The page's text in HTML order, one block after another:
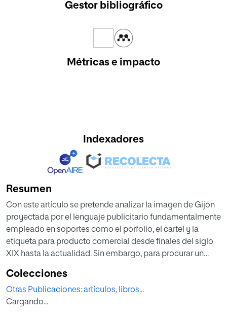
Gestor bibliográfico
Métricas e impacto
Indexadores
Resumen
Con este artículo se pretende analizar la imagen de Gijón
proyectada por el lenguaje publicitario fundamentalmente
empleado en soportes como el porfolio, el cartel y la
etiqueta para producto comercial desde finales del siglo
XIX hasta la actualidad. Sin embargo, para procurar un
manejado imágenes contenidas en otros soportes
publicitarios de naturaleza física (vallas, mupis o traseras
de autobuses) y digital (diversos sites de internet y
Colecciones
Otras Publicaciones: artículos, libros...
Cargando...